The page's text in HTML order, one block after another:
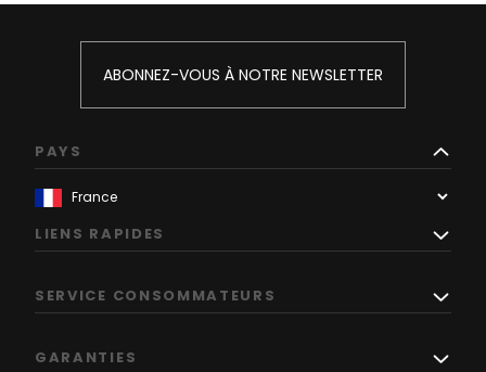
ABONNEZ-VOUS À NOTRE NEWSLETTER
PAYS
LIENS RAPIDES
SERVICE CONSOMMATEURS
GARANTIES